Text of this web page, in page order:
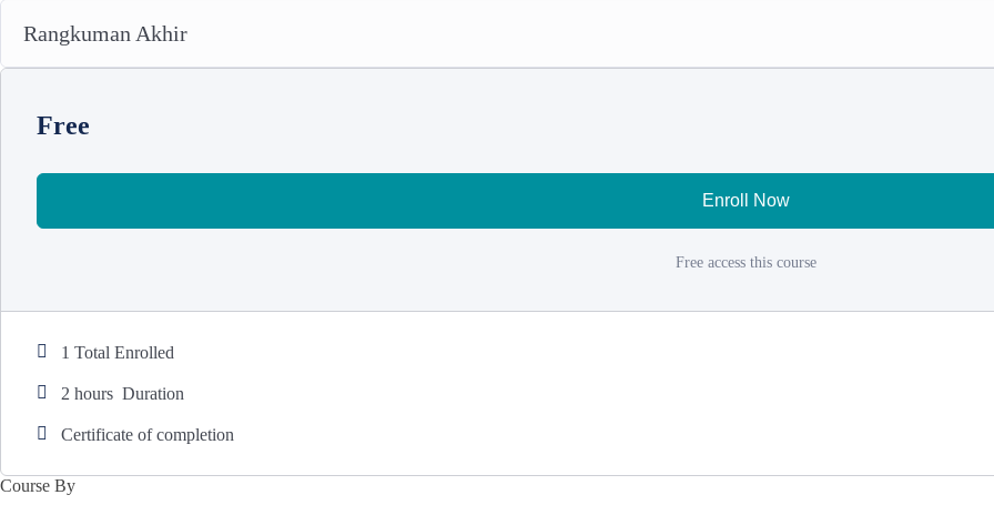
Rangkuman Akhir
Free
Enroll Now
Free access this course
1 Total Enrolled
2 hours Duration
Certificate of completion
Course By